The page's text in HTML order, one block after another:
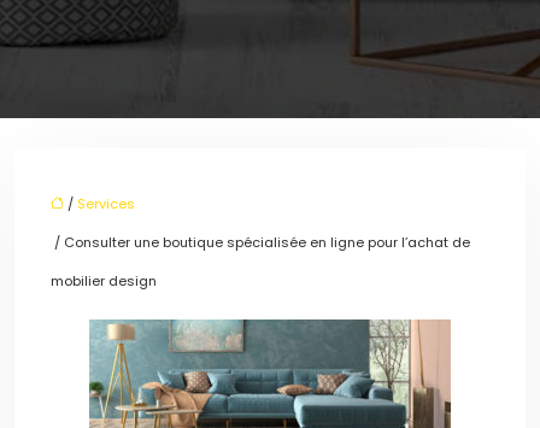
/ Services
/ Consulter une boutique spécialisée en ligne pour l’achat de
mobilier design